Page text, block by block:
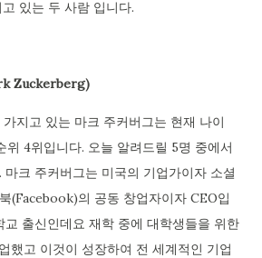
있는 두 사람 입니다.
Zuckerberg)
지고 있는 마크 주커버그는 현재 나이
위 4위입니다. 오늘 알려드릴 5명 중에서
마크 주커버그는 미국의 기업가이자 소셜
(Facebook)의 공동 창업자이자 CEO입
교 출신인데요 재학 중에 대학생들을 위한
했고 이것이 성장하여 전 세계적인 기업